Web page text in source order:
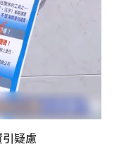
疑慮